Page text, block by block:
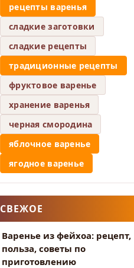
рецепты варенья
сладкие заготовки
сладкие рецепты
традиционные рецепты
фруктовое варенье
хранение варенья
черная смородина
яблочное варенье
ягодное варенье
СВЕЖОЕ
Варенье из фейхоа: рецепт,
польза, советы по
приготовлению